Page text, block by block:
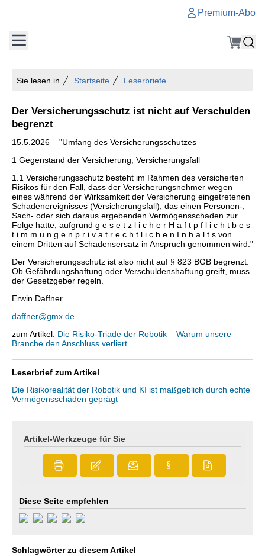
Premium-Abo
Sie lesen in Startseite Leserbriefe
Der Versicherungsschutz ist nicht auf Verschulden
begrenzt
15.5.2026 – "Umfang des Versicherungsschutzes
1 Gegenstand der Versicherung, Versicherungsfall
1.1 Versicherungsschutz besteht im Rahmen des versicherten
Risikos für den Fall, dass der Versicherungsnehmer wegen
eines während der Wirksamkeit der Versicherung eingetretenen
Schadenereignisses (Versicherungsfall), das einen Personen-,
Sach- oder sich daraus ergebenden Vermögensschaden zur
Folge hatte, aufgrund g e s e t z l i c h e r H a f t p f l i c h t b e s
t i m m u n g e n p r i v a t r e c h t l i c h e n I n h a l t s von
einem Dritten auf Schadensersatz in Anspruch genommen wird."
Der Versicherungsschutz ist also nicht auf § 823 BGB begrenzt.
Ob Gefährdungshaftung oder Verschuldenshaftung greift, muss
der Gesetzgeber regeln.
Erwin Daffner
daffner@gmx.de
zum Artikel: Die Risiko-Triade der Robotik – Warum unsere
Branche den Anschluss verliert
Leserbrief zum Artikel
Die Risikorealität der Robotik und KI ist maßgeblich durch echte
Vermögensschäden geprägt
Artikel-Werkzeuge für Sie
§
Diese Seite empfehlen
Schlagwörter zu diesem Artikel